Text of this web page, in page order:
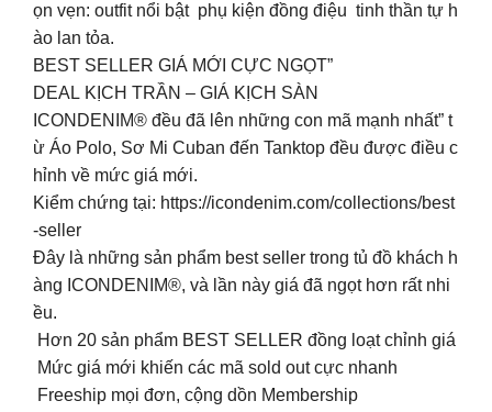
ọn vẹn: outfit nổi bật phụ kiện đồng điệu tinh thần tự h
ào lan tỏa.
BEST SELLER GIÁ MỚI CỰC NGỌT”
DEAL KỊCH TRẦN – GIÁ KỊCH SÀN
ICONDENIM® đều đã lên những con mã mạnh nhất” t
ừ Áo Polo, Sơ Mi Cuban đến Tanktop đều được điều c
hỉnh về mức giá mới.
Kiểm chứng tại: https://icondenim.com/collections/best
-seller
Đây là những sản phẩm best seller trong tủ đồ khách h
àng ICONDENIM®, và lần này giá đã ngọt hơn rất nhi
ều.
Hơn 20 sản phẩm BEST SELLER đồng loạt chỉnh giá
Mức giá mới khiến các mã sold out cực nhanh
Freeship mọi đơn, cộng dồn Membership